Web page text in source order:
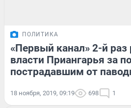
ПОЛИТИКА
«Первый канал» 2-й раз
власти Приангарья за
пострадавшим от
18 ноября, 2019, 09:19 698 1